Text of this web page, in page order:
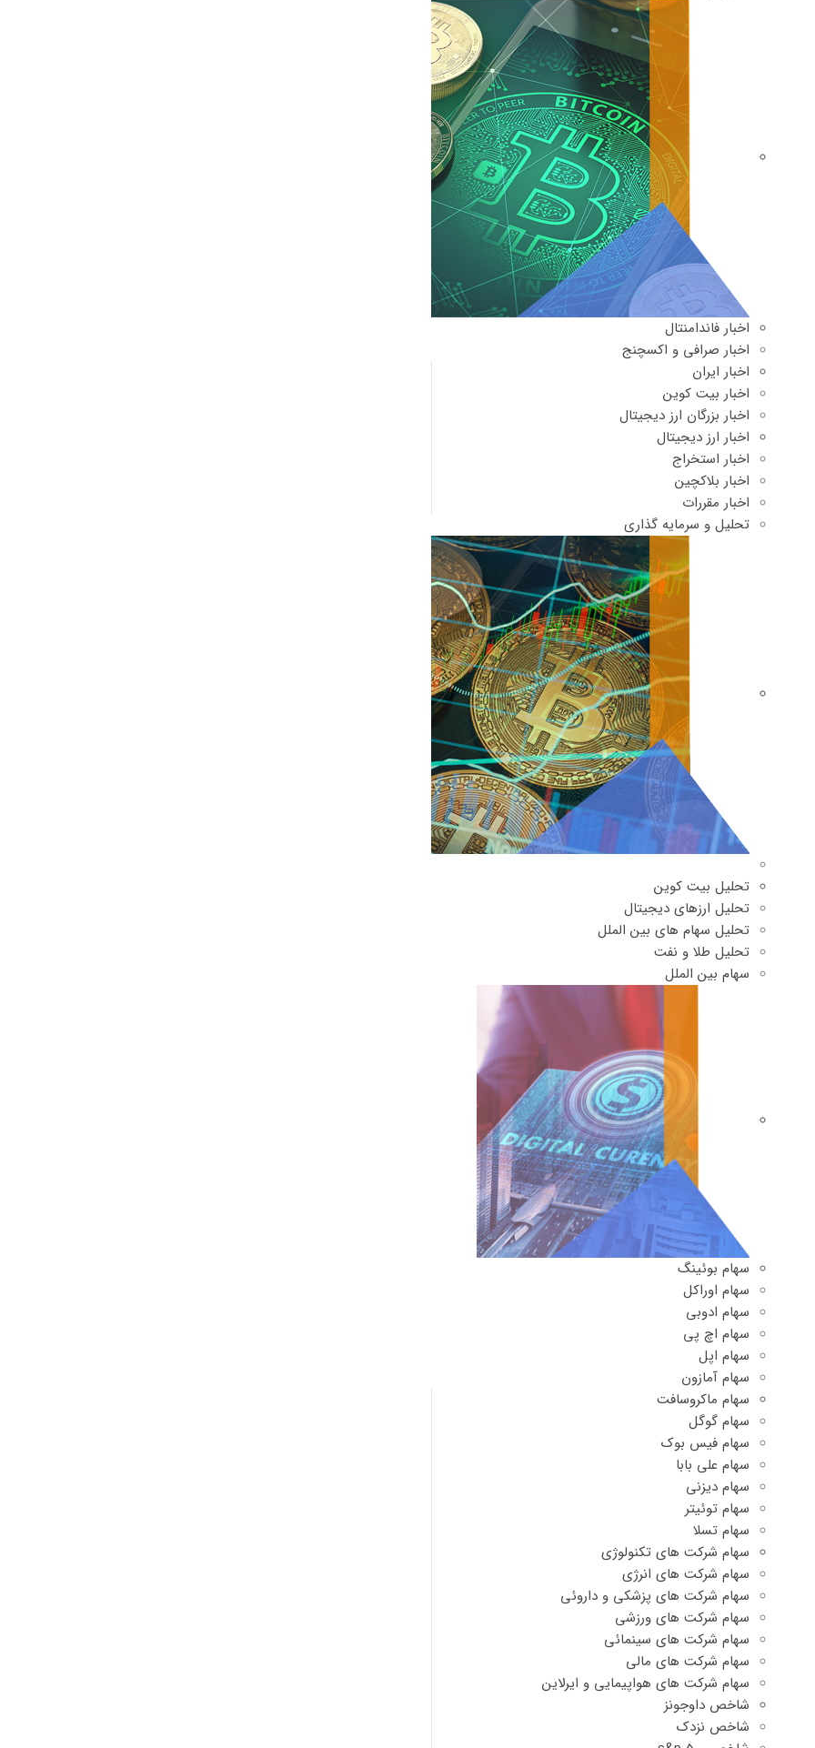
اخبار فاندامنتال
اخبار صرافی و اکسچنج
اخبار ایران
اخبار بیت کوین
اخبار بزرگان ارز دیجیتال
اخبار ارز دیجیتال
اخبار استخراج
اخبار بلاکچین
اخبار مقررات
تحلیل و سرمایه گذاری
تحلیل بیت کوین
تحلیل ارزهای دیجیتال
تحلیل سهام های بین الملل
تحلیل طلا و نفت
سهام بین الملل
سهام بوئینگ
سهام اوراکل
سهام ادوبی
سهام اچ پی
سهام اپل
سهام آمازون
سهام ماکروسافت
سهام گوگل
سهام فیس بوک
سهام علی بابا
سهام دیزنی
سهام توئیتر
سهام تسلا
سهام شرکت های تکنولوژی
سهام شرکت های انرژی
سهام شرکت های پزشکی و داروئی
سهام شرکت های ورزشی
سهام شرکت های سینمائی
سهام شرکت های مالی
سهام شرکت های هواپیمایی و ایرلاین
شاخص داوجونز
شاخص نزدک